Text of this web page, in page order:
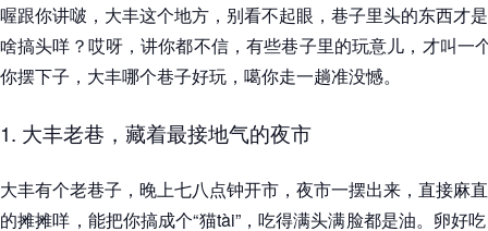
喔跟你讲啵，大丰这个地方，别看不起眼，巷子里头的东西才
啥搞头咩？哎呀，讲你都不信，有些巷子里的玩意儿，才叫一
你摆下子，大丰哪个巷子好玩，噶你走一趟准没憾。
1. 大丰老巷，藏着最接地气的夜市
大丰有个老巷子，晚上七八点钟开市，夜市一摆出来，直接麻
的摊摊咩，能把你搞成个“猫tài”，吃得满头满脸都是油。卵好